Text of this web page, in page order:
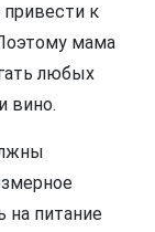
привести к
мама
любых
вино.
на питание